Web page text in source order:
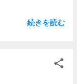
康保険は基本的
ろうが、年金の
てしまう。 民間
続きを読む